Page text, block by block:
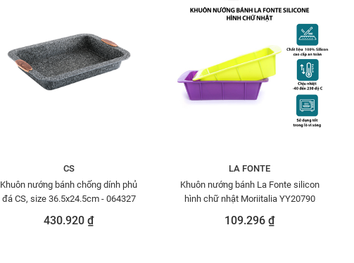
CS
Khuôn nướng bánh chống dính phủ
đá CS, size 36.5x24.5cm - 064327
430.920 ₫
LA FONTE
Khuôn nướng bánh La Fonte silicon
hình chữ nhật Moriitalia YY20790
109.296 ₫